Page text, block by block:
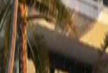
Ocultos